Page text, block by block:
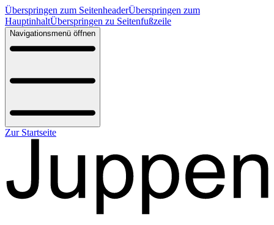
Überspringen zum SeitenheaderÜberspringen zum
HauptinhaltÜberspringen zu Seitenfußzeile
Navigationsmenü öffnen
Zur Startseite